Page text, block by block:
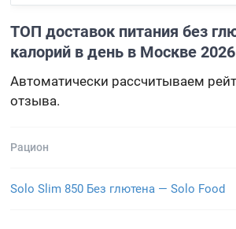
ТОП доставок питания без
калорий в день в Москве 2026
Автоматически рассчитываем
отзыва.
Рацион
Solo Slim 850 Без глютена — Solo Food